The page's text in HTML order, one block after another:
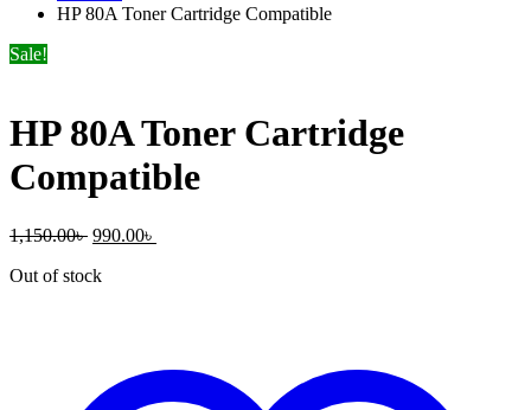
HP 80A Toner Cartridge Compatible
Sale!
HP 80A Toner Cartridge
Compatible
1,150.00৳ Original
was:
990.00৳
Out of stock